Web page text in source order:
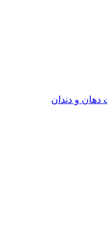
و دندان